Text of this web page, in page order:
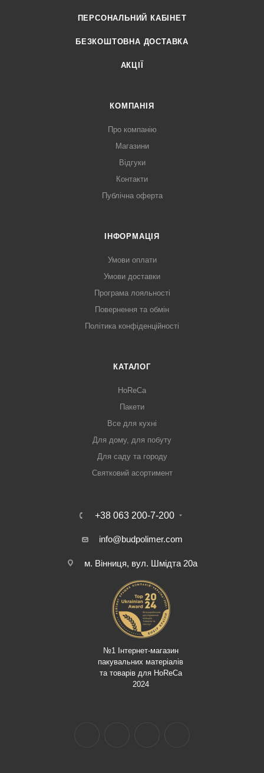
ПЕРСОНАЛЬНИЙ КАБІНЕТ
БЕЗКОШТОВНА ДОСТАВКА
АКЦІЇ
КОМПАНІЯ
Про компанію
Магазини
Відгуки
Контакти
Публічна оферта
ІНФОРМАЦІЯ
Умови оплати
Умови доставки
Програма лояльності
Повернення та обмін
Політика конфіденційності
КАТАЛОГ
HoReCa
Пакети
Все для кухні
Для дому, для побуту
Для саду та городу
Святковий асортимент
+38 063 200-7-200
info@budpolimer.com
м. Вінниця, вул. Шмідта 20а
№1 Інтернет-магазин
пакувальних матеріалів
та товарів для HoReCa
2024